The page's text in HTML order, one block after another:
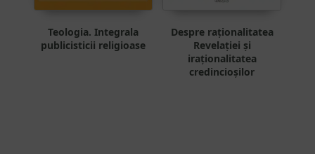
Teologia. Integrala
publicisticii religioase
Despre raționalitatea
Revelației și
iraționalitatea
credincioșilor